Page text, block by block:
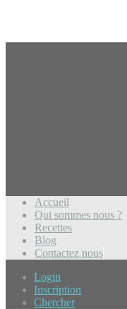
Accueil
Qui sommes nous ?
Recettes
Blog
Contactez nous
Login
Inscription
Chercher